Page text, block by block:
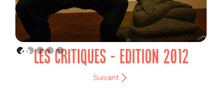
LES CRITIQUES - EDITION 2012
Suivant